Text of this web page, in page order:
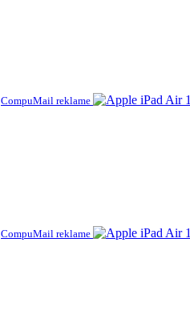
CompuMail reklame
CompuMail reklame